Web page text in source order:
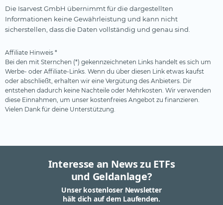
Die Isarvest GmbH übernimmt für die dargestellten
Informationen keine Gewährleistung und kann nicht
sicherstellen, dass die Daten vollständig und genau sind.
Affiliate Hinweis *
Bei den mit Sternchen (*) gekennzeichneten Links handelt es sich um
Werbe- oder Affiliate-Links. Wenn du über diesen Link etwas kaufst
oder abschließt, erhalten wir eine Vergütung des Anbieters. Dir
entstehen dadurch keine Nachteile oder Mehrkosten. Wir verwenden
diese Einnahmen, um unser kostenfreies Angebot zu finanzieren.
Vielen Dank für deine Unterstützung.
Interesse an News zu ETFs
und Geldanlage?
Unser kostenloser Newsletter
hält dich auf dem Laufenden.